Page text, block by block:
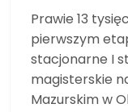
Prawie 13
pierwszym
stacjonarne I
magisterskie
Mazurskim w